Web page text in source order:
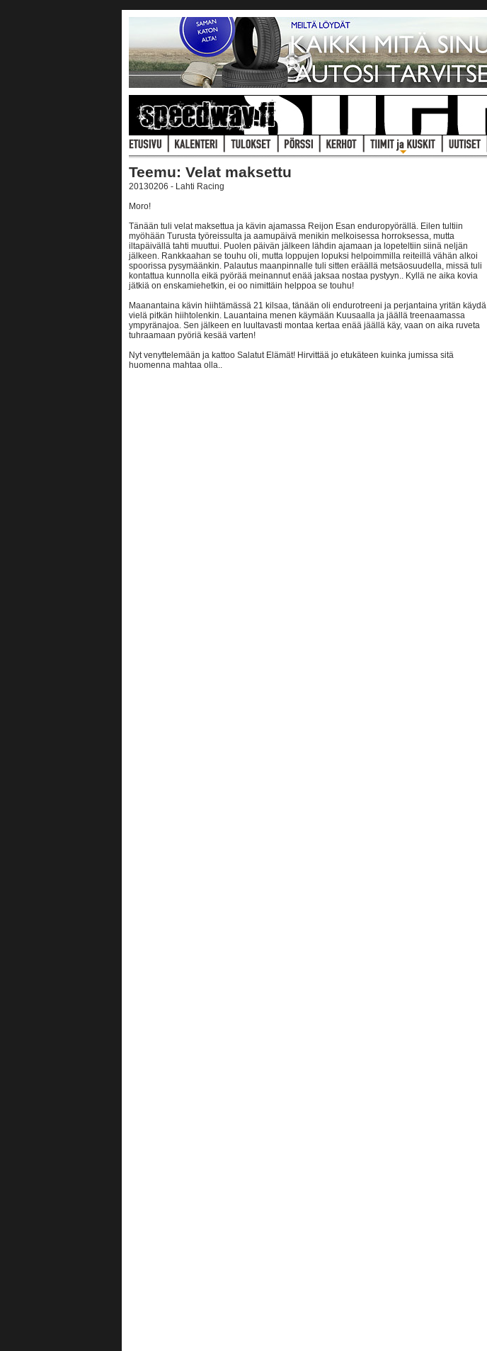
Teemu: Velat maksettu
20130206 - Lahti Racing
Moro!
Tänään tuli velat maksettua ja kävin ajamassa Reijon Esan enduropyörällä. Eilen tultiin
myöhään Turusta työreissulta ja aamupäivä menikin melkoisessa horroksessa, mutta
iltapäivällä tahti muuttui. Puolen päivän jälkeen lähdin ajamaan ja lopeteltiin siinä neljän
jälkeen. Rankkaahan se touhu oli, mutta loppujen lopuksi helpoimmilla reiteillä vähän alkoi
spoorissa pysymäänkin. Palautus maanpinnalle tuli sitten eräällä metsäosuudella, missä tuli
kontattua kunnolla eikä pyörää meinannut enää jaksaa nostaa pystyyn.. Kyllä ne aika kovia
jätkiä on enskamiehetkin, ei oo nimittäin helppoa se touhu!
Maanantaina kävin hiihtämässä 21 kilsaa, tänään oli endurotreeni ja perjantaina yritän käydä
vielä pitkän hiihtolenkin. Lauantaina menen käymään Kuusaalla ja jäällä treenaamassa
ympyränajoa. Sen jälkeen en luultavasti montaa kertaa enää jäällä käy, vaan on aika ruveta
tuhraamaan pyöriä kesää varten!
Nyt venyttelemään ja kattoo Salatut Elämät! Hirvittää jo etukäteen kuinka jumissa sitä
huomenna mahtaa olla..